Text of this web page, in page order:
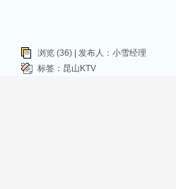
浏览 (36) | 发布人：小雪经理
标签： 昆山KTV